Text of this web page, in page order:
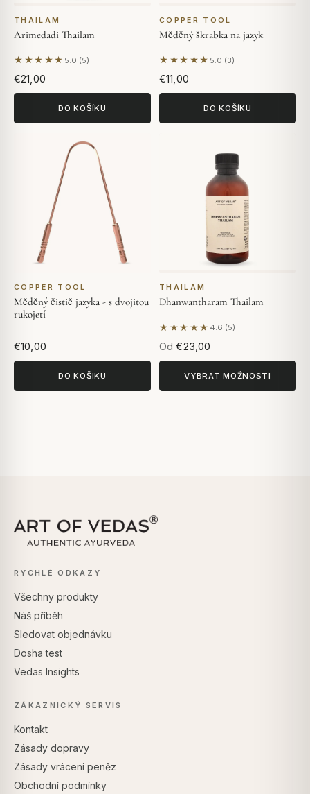
THAILAM
Arimedadi Thailam
★★★★★ 5.0 (5)
Na základě 5 hodnocení
€21,00
DO KOŠÍKU
COPPER TOOL
Měděný škrabka na jazyk
★★★★★ 5.0 (3)
Na základě 3 hodnocení
€11,00
DO KOŠÍKU
COPPER TOOL
Měděný čistič jazyka - s dvojitou
rukojetí
€10,00
DO KOŠÍKU
THAILAM
Dhanwantharam Thailam
★★★★★ 4.6 (5)
Na základě 5 hodnocení
Od €23,00
VYBRAT MOŽNOSTI
RYCHLÉ ODKAZY
Všechny produkty
Náš příběh
Sledovat objednávku
Dosha test
Vedas Insights
ZÁKAZNICKÝ SERVIS
Kontakt
Zásady dopravy
Zásady vrácení peněz
Obchodní podmínky